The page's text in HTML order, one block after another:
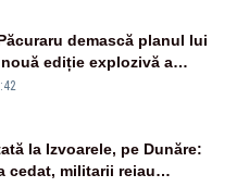
demască planul lui
ediție explozivă a
Zilei” la Realitatea PLUS
la Izvoarele, pe Dunăre:
cedat, militarii reiau